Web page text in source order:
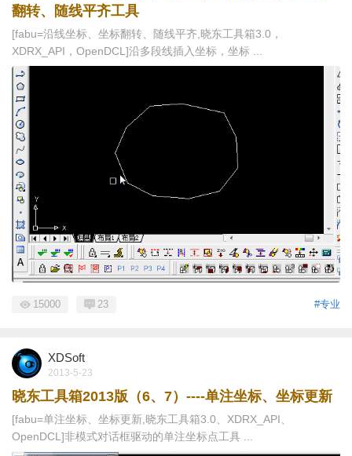
翻转、随线平齐工具
[fabu=沿线坐标、坐标翻转、随线平齐,晓东工具箱3.0，
XDRX_API，OpenDCL]沿多段线插入坐标，坐标 ...
#专业
15000 23
XDSoft
2013-5-23
晓东工具箱2013版（6、7）----单注坐标、坐标更新
[fabu=单注坐标、坐标更新,晓东工具箱3.0、XDRX_API、
OpenDCL]非模式对话框驱动的单注坐标点工具 ...